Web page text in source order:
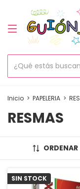
Inicio > PAPELERIA >
RESMAS
ORDENAR
SIN STOCK